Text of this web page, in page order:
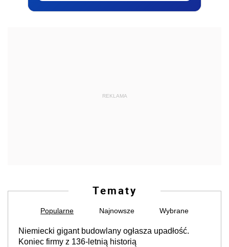
REKLAMA
Tematy
Popularne Najnowsze Wybrane
Niemiecki gigant budowlany ogłasza upadłość.
Koniec firmy z 136-letnią historią